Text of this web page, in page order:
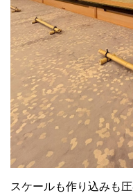
スケールも作り込みも